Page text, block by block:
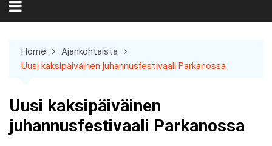
Home
Ajankohtaista
Uusi kaksipäiväinen juhannusfestivaali Parkanossa
Uusi kaksipäiväinen
juhannusfestivaali Parkanossa